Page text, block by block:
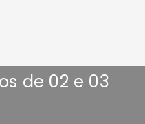
de 02 e 03